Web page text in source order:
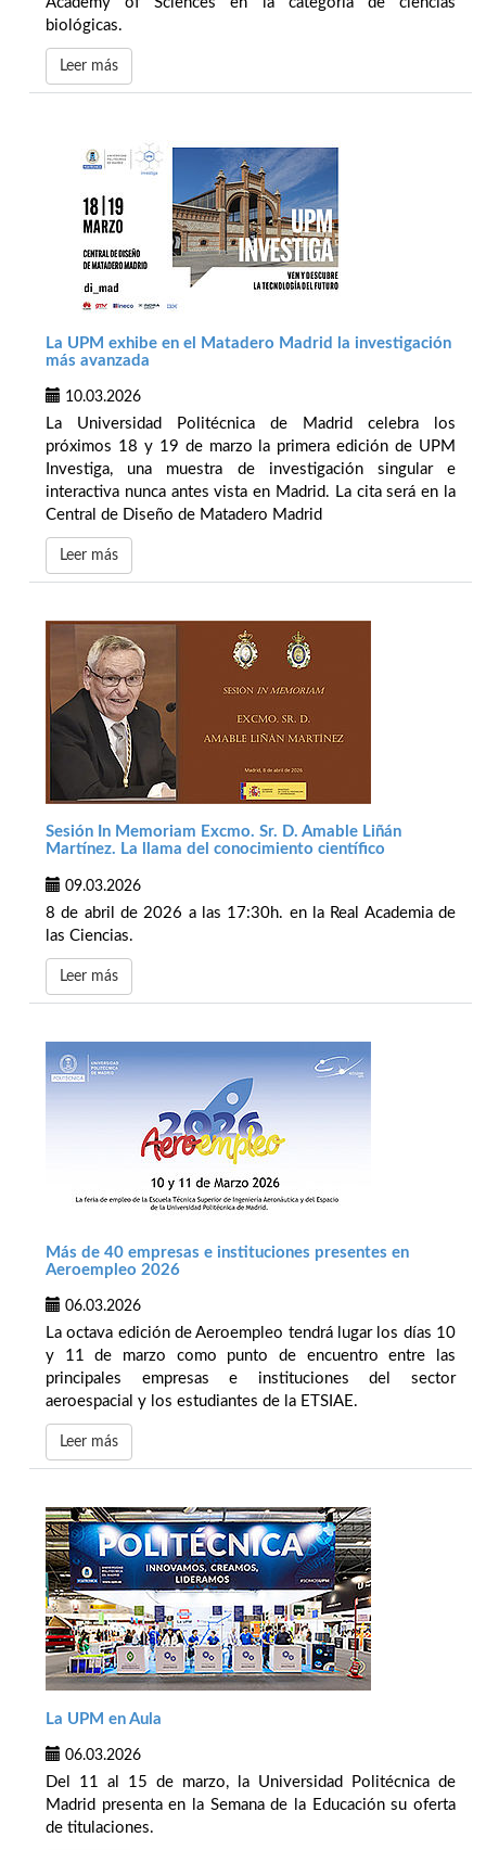
biológicas.
Leer más
La UPM exhibe en el Matadero Madrid la investigación
más avanzada
10.03.2026
La Universidad Politécnica de Madrid celebra los
próximos 18 y 19 de marzo la primera edición de UPM
Investiga, una muestra de investigación singular e
interactiva nunca antes vista en Madrid. La cita será en la
Central de Diseño de Matadero Madrid
Leer más
Sesión In Memoriam Excmo. Sr. D. Amable Liñán
Martínez. La llama del conocimiento científico
09.03.2026
8 de abril de 2026 a las 17:30h. en la Real Academia de
las Ciencias.
Leer más
Más de 40 empresas e instituciones presentes en
Aeroempleo 2026
06.03.2026
La octava edición de Aeroempleo tendrá lugar los días 10
y 11 de marzo como punto de encuentro entre las
principales empresas e instituciones del sector
aeroespacial y los estudiantes de la ETSIAE.
Leer más
La UPM en Aula
06.03.2026
Del 11 al 15 de marzo, la Universidad Politécnica de
Madrid presenta en la Semana de la Educación su oferta
de titulaciones.